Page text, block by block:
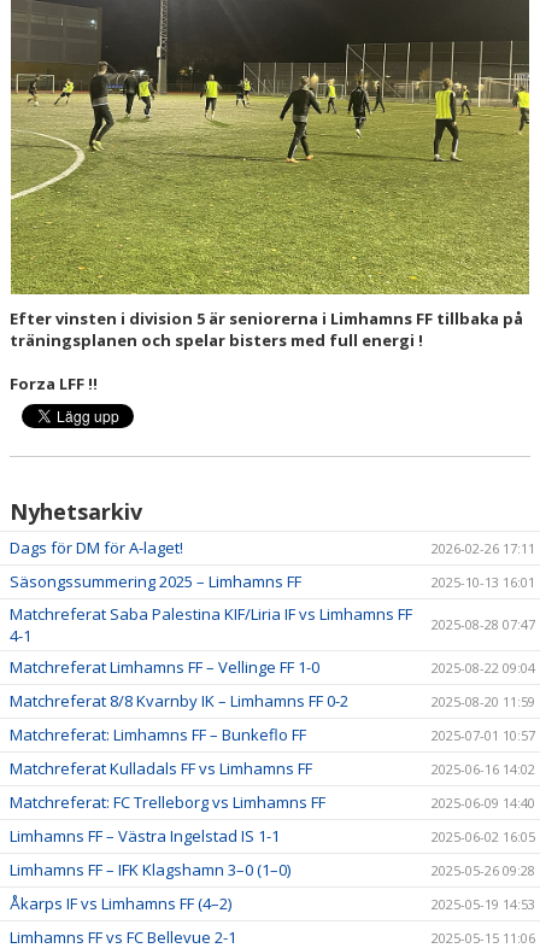
Efter vinsten i division 5 är seniorerna i Limhamns FF tillbaka på
träningsplanen och spelar bisters med full energi !
Forza LFF !!
Nyhetsarkiv
Dags för DM för A-laget! 2026-02-26 17:11
Säsongssummering 2025 – Limhamns FF 2025-10-13 16:01
Matchreferat Saba Palestina KIF/Liria IF vs Limhamns FF
4-1
2025-08-28 07:47
Matchreferat Limhamns FF – Vellinge FF 1-0 2025-08-22 09:04
Matchreferat 8/8 Kvarnby IK – Limhamns FF 0-2 2025-08-20 11:59
Matchreferat: Limhamns FF – Bunkeflo FF 2025-07-01 10:57
Matchreferat Kulladals FF vs Limhamns FF 2025-06-16 14:02
Matchreferat: FC Trelleborg vs Limhamns FF 2025-06-09 14:40
Limhamns FF – Västra Ingelstad IS 1-1 2025-06-02 16:05
Limhamns FF – IFK Klagshamn 3–0 (1–0) 2025-05-26 09:28
Åkarps IF vs Limhamns FF (4–2) 2025-05-19 14:53
Limhamns FF vs FC Bellevue 2-1 2025-05-15 11:06